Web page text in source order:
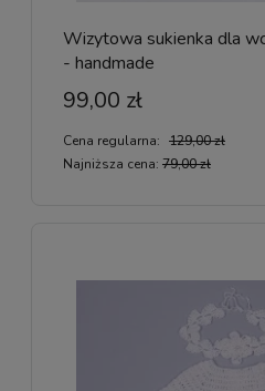
Wizytowa sukienka dla
- handmade
99,00 zł
Cena regularna: 129,00 zł
Najniższa cena: 79,00 zł